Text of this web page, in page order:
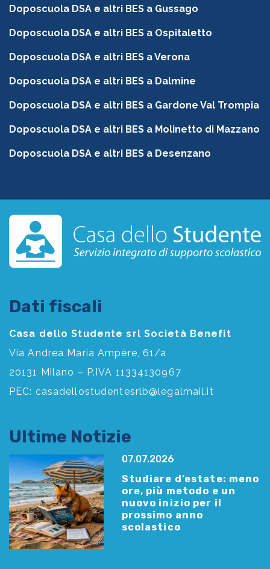
Doposcuola DSA e altri BES a Gussago
Doposcuola DSA e altri BES a Ospitaletto
Doposcuola DSA e altri BES a Verona
Doposcuola DSA e altri BES a Dalmine
Doposcuola DSA e altri BES a Gardone Val Trompia
Doposcuola DSA e altri BES a Molinetto di Mazzano
Doposcuola DSA e altri BES a Desenzano
Dati fiscali
Casa dello Studente srl Società Benefit
Via Andrea Maria Ampère, 61/a
20131 Milano – P.IVA 11334130967
PEC: casadellostudentesrlb@legalmail.it
Ultime Notizie
07.07.2026
Studiare d’estate: meno
ore, più metodo e un
nuovo inizio per il
prossimo anno
scolastico